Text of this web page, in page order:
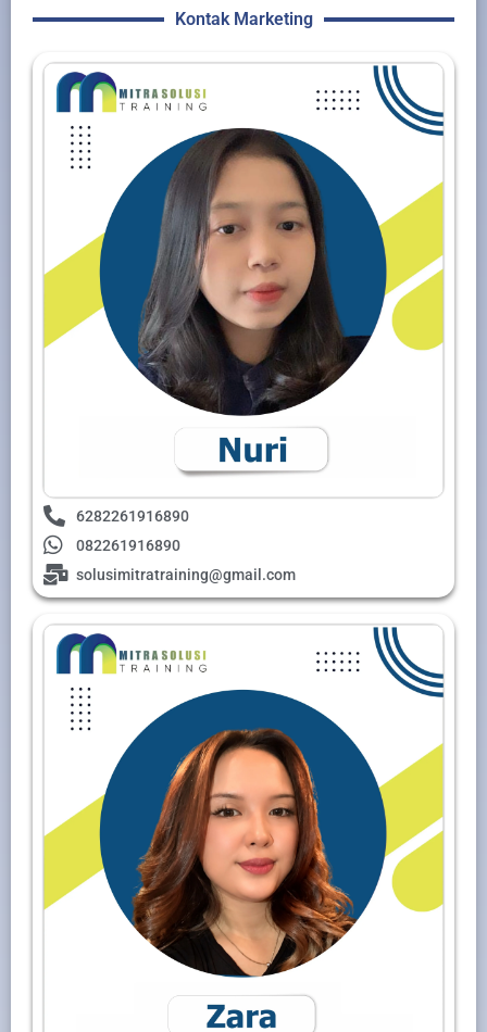
Kontak Marketing
6282261916890
082261916890
solusimitratraining@gmail.com